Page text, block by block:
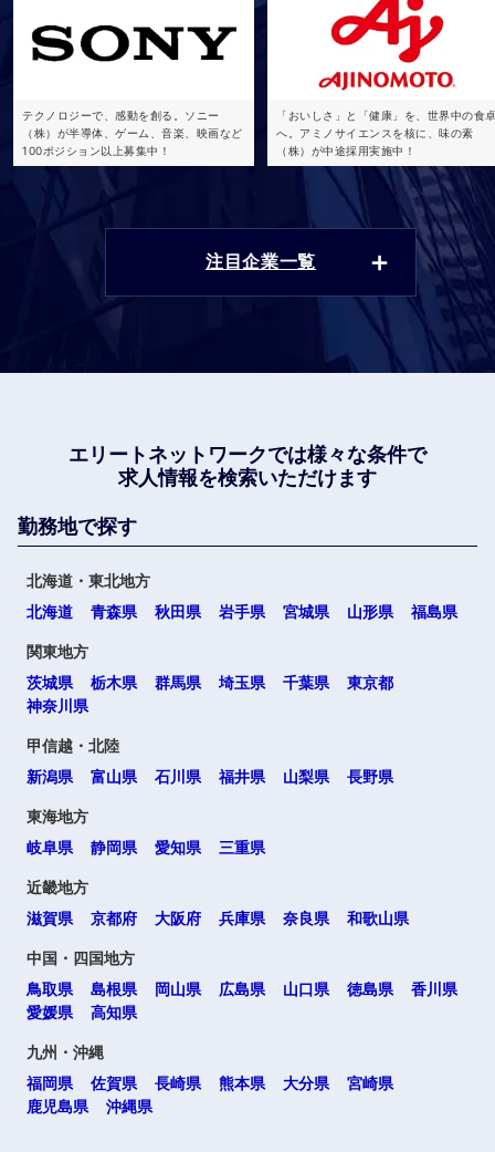
テクノロジーで、感動を創る。ソニー
（株）が半導体、ゲーム、音楽、映画など
100ポジション以上募集中！
「おいしさ」と「健康」を、世界中の食
へ。アミノサイエンスを核に、味の素
（株）が中途採用実施中！
注目企業一覧
エリートネットワークでは様々な条件で
求人情報を検索いただけます
勤務地で探す
北海道・東北地方
北海道
青森県 秋田県 岩手県 宮城県 山形県 福島県
関東地方
茨城県
栃木県 群馬県 埼玉県 千葉県
東京都
神奈川県
甲信越・北陸
新潟県
富山県 石川県 福井県 山梨県 長野県
東海地方
岐阜県
静岡県 愛知県 三重県
近畿地方
滋賀県
京都府 大阪府 兵庫県 奈良県 和歌山県
中国・四国地方
鳥取県
島根県 岡山県 広島県 山口県 徳島県
香川県
愛媛県
高知県
九州・沖縄
福岡県
佐賀県 長崎県 熊本県 大分県
宮崎県
鹿児島県
沖縄県